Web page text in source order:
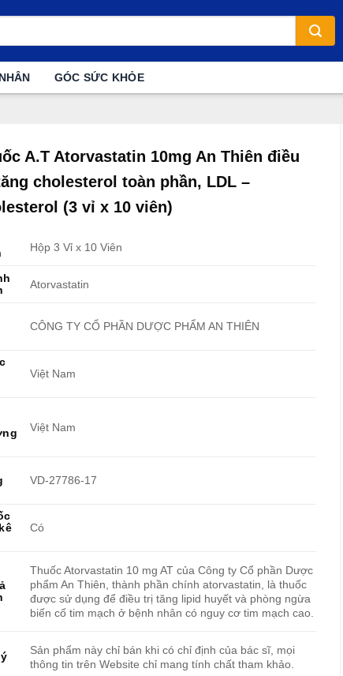
GÓC SỨC KHỎE
A.T Atorvastatin 10mg An Thiên điều
cholesterol toàn phần, LDL –
(3 vỉ x 10 viên)
Hộp 3 Vỉ x 10 Viên
Atorvastatin
CÔNG TY CỔ PHẦN DƯỢC PHẨM AN THIÊN
Việt Nam
Việt Nam
VD-27786-17
Có
Thuốc Atorvastatin 10 mg AT của Công ty Cổ phần Dược
phẩm An Thiên, thành phần chính atorvastatin, là thuốc
được sử dụng để điều trị tăng lipid huyết và phòng ngừa
biến cố tim mạch ở bệnh nhân có nguy cơ tim mạch cao.
Sản phẩm này chỉ bán khi có chỉ định của bác sĩ, mọi
thông tin trên Website chỉ mang tính chất tham khảo.